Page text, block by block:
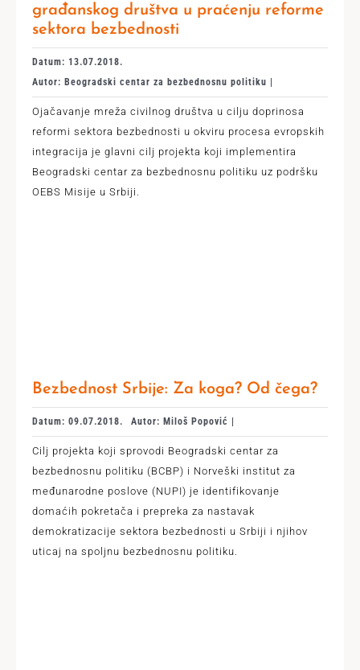
građanskog društva u praćenju reforme
sektora bezbednosti
Datum: 13.07.2018.
Autor: Beogradski centar za bezbednosnu politiku |
Ojačavanje mreža civilnog društva u cilju doprinosa
reformi sektora bezbednosti u okviru procesa evropskih
integracija je glavni cilj projekta koji implementira
Beogradski centar za bezbednosnu politiku uz podršku
OEBS Misije u Srbiji.
Bezbednost Srbije: Za koga? Od čega?
Datum: 09.07.2018. Autor: Miloš Popović |
Cilj projekta koji sprovodi Beogradski centar za
bezbednosnu politiku (BCBP) i Norveški institut za
međunarodne poslove (NUPI) je identifikovanje
domaćih pokretača i prepreka za nastavak
demokratizacije sektora bezbednosti u Srbiji i njihov
uticaj na spoljnu bezbednosnu politiku.